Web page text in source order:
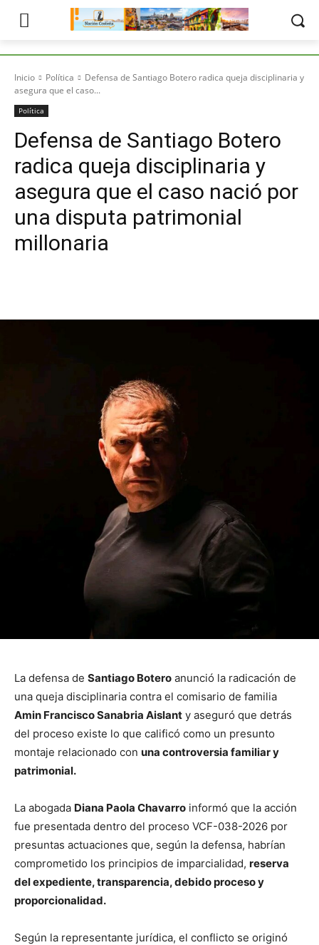
Inicio Política
Defensa de Santiago Botero radica queja disciplinaria y
asegura que el caso...
Política
Defensa de Santiago Botero
radica queja disciplinaria y
asegura que el caso nació por
una disputa patrimonial
millonaria
La defensa de Santiago Botero anunció la radicación de
una queja disciplinaria contra el comisario de familia
Amin Francisco Sanabria Aislant y aseguró que detrás
del proceso existe lo que calificó como un presunto
montaje relacionado con una controversia familiar y
patrimonial.
La abogada Diana Paola Chavarro informó que la acción
fue presentada dentro del proceso VCF-038-2026 por
presuntas actuaciones que, según la defensa, habrían
comprometido los principios de imparcialidad, reserva
del expediente, transparencia, debido proceso y
proporcionalidad.
Según la representante jurídica, el conflicto se originó